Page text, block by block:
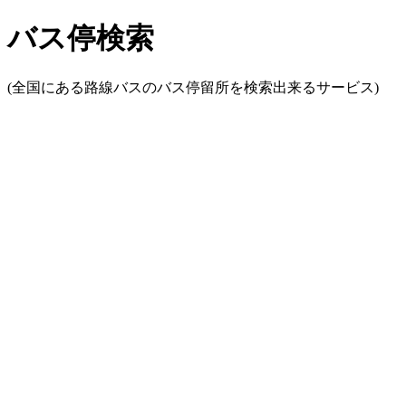
バス停検索
(全国にある路線バスのバス停留所を検索出来るサービス)